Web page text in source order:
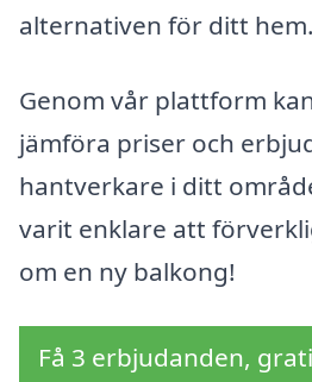
alternativen för ditt hem.
Genom vår plattform
jämföra priser och
hantverkare i ditt
varit enklare att
om en ny balkong!
Få 3 erbjudanden,